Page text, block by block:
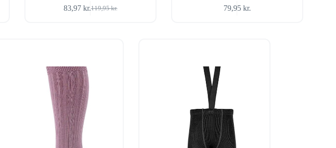
119,95kr.
Den
83,97 kr.Den
79,95 kr.